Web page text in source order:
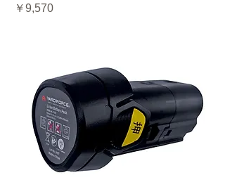
価格
￥9,570